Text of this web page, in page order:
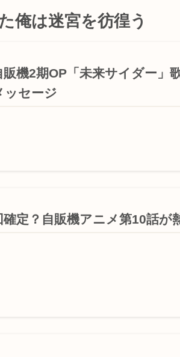
俺は迷宮を彷徨う
販機2期OP「未来サイダー」
ッセージ
確定？自販機アニメ第10話が